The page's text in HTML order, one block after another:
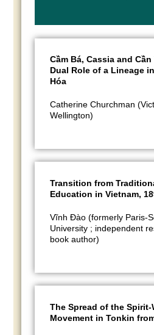
Cầm Bá, Cassia and
Dual Role of a Lineage
Hóa
Catherine Churchman
Wellington)
Transition from
Education in Vietnam,
Vĩnh Đào (formerly Paris-
University ; independent
book author)
The Spread of the Spirit-
Movement in Tonkin